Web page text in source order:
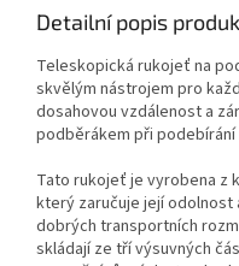
Detailní popis
Teleskopická rukojeť na
skvělým nástrojem pro
dosahovou vzdálenost a
podběrákem při podebírání
Tato rukojeť je vyrobena z
který zaručuje její odolnost
dobrých transportních
skládají ze tří výsuvných